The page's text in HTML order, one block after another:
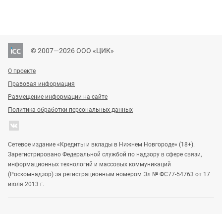
© 2007—2026 ООО «ЦИК»
О проекте
Правовая информация
Размещение информации на сайте
Политика обработки персональных данных
Сетевое издание «Кредиты и вклады в Нижнем Новгороде» (18+).
Зарегистрировано Федеральной службой по надзору в сфере связи,
информационных технологий и массовых коммуникаций
(Роскомнадзор) за регистрационным номером Эл № ФС77-54763 от 17
июля 2013 г.